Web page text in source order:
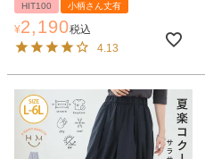
HIT100 小柄さん丈有
¥2,190税込
4.13